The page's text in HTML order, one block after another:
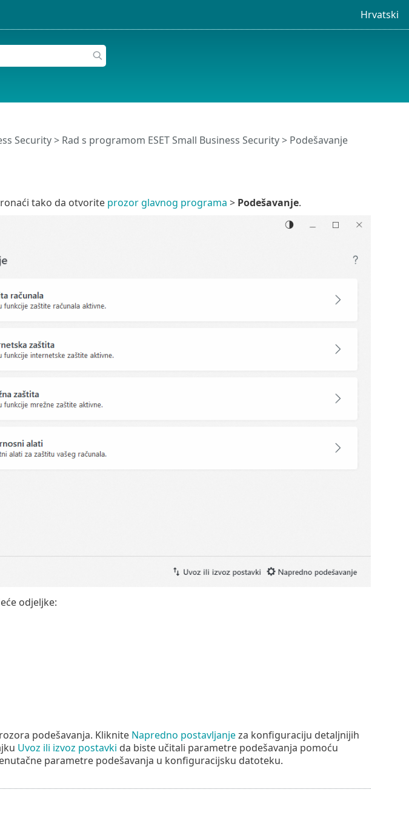
Hrvatski
Security> Rad s programom ESET Small Business Security> Podešavanje
tako da otvorite prozor glavnog programa > Podešavanje.
odjeljke:
podešavanja. Kliknite Napredno postavljanjeza konfiguraciju detaljnijih
Uvoz ili izvoz postavki da biste učitali parametre podešavanja pomoću
parametre podešavanja u konfiguracijsku datoteku.